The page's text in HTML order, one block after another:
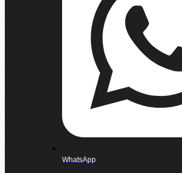
WhatsApp